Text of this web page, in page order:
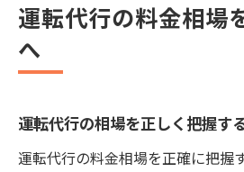
運転代行を安く利用す
福岡 代行 24時間対応サ
シミュレーションで最
運転代行の料金相場
へ
運転代行の相場を正しく把握す
運転代行の料金相場を正確に把握